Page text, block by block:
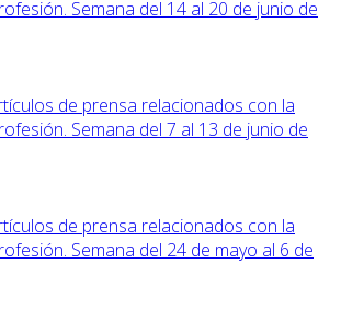
Semana del 14 al 20 de junio de
de prensa relacionados con la
Semana del 7 al 13 de junio de
de prensa relacionados con la
Semana del 24 de mayo al 6 de